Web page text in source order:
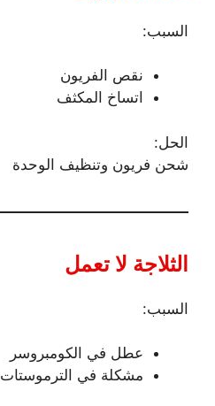
السبب:
نقص الفريون
اتساخ المكثف
الحل:
شحن فريون وتنظيف الوحدة
الثلاجة لا تعمل
السبب:
عطل في الكومبروسر
مشكلة في الترموستات